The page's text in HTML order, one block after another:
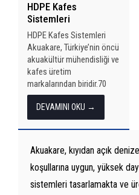
Akuakare, kıyıdan açık
koşullarına uygun, yüksek
sistemleri tasarlamakta ve
HDPE Kafes
Sistemleri
HDPE Kafes Sistemleri
Akuakare, Türkiye’nin öncü
akuakültür mühendisliği ve
kafes üretim
markalarından biridir.70
metre çapa kadar HDPE
balık yetiştirme kafesleri
tasarlayıp üreterek
dayanıklılık ve güvenilirlikte
uluslararası standartları
karşılıyoruz. UV ve deniz
koşullarına dayanıklı HDPE
borular...
DEVAMINI OKU →